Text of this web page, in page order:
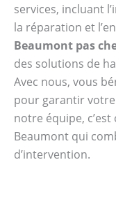
services, incluant
la réparation et
Beaumont pas
des solutions de
Avec nous, vous
pour garantir
notre équipe,
Beaumont qui
d’intervention.